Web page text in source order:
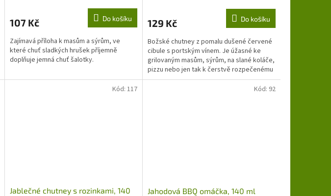
107 Kč Do košíku
Zajímavá příloha k masům a sýrům, ve
které chuť sladkých hrušek příjemně
doplňuje jemná chuť šalotky.
129 Kč Do košíku
Božské chutney z pomalu dušené červené
cibule s portským vínem. Je úžasné ke
grilovaným masům, sýrům, na slané koláče,
pizzu nebo jen tak k čerstvě rozpečenému
pečivu. Budete se...
Jablečné chutney s rozinkami, 140
Kód: 117
Jahodová BBQ omáčka, 140 ml
Kód: 92